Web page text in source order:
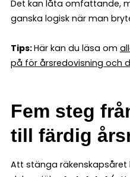
Det kan låta omfattande,
ganska logisk när man
Tips:Här kan du läsa om
på för årsredovisning och
Fem steg
till färdig
Att stänga